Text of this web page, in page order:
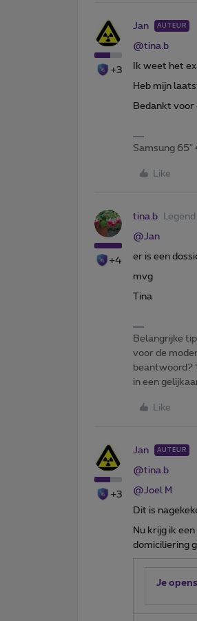
+3
Jan AUTEUR
@tina.b
Ik weet het
Heb mijn
Bedankt voor
Samsung 65"
Like
+4
tina.b Legend
@Jan
er is een
mvg
Tina
Belangrijke
voor de
beantwoord?
in een
Like
+3
Jan AUTEUR
@tina.b
@Joel M
Dit is
Nu krijg ik
domiciliering
Je